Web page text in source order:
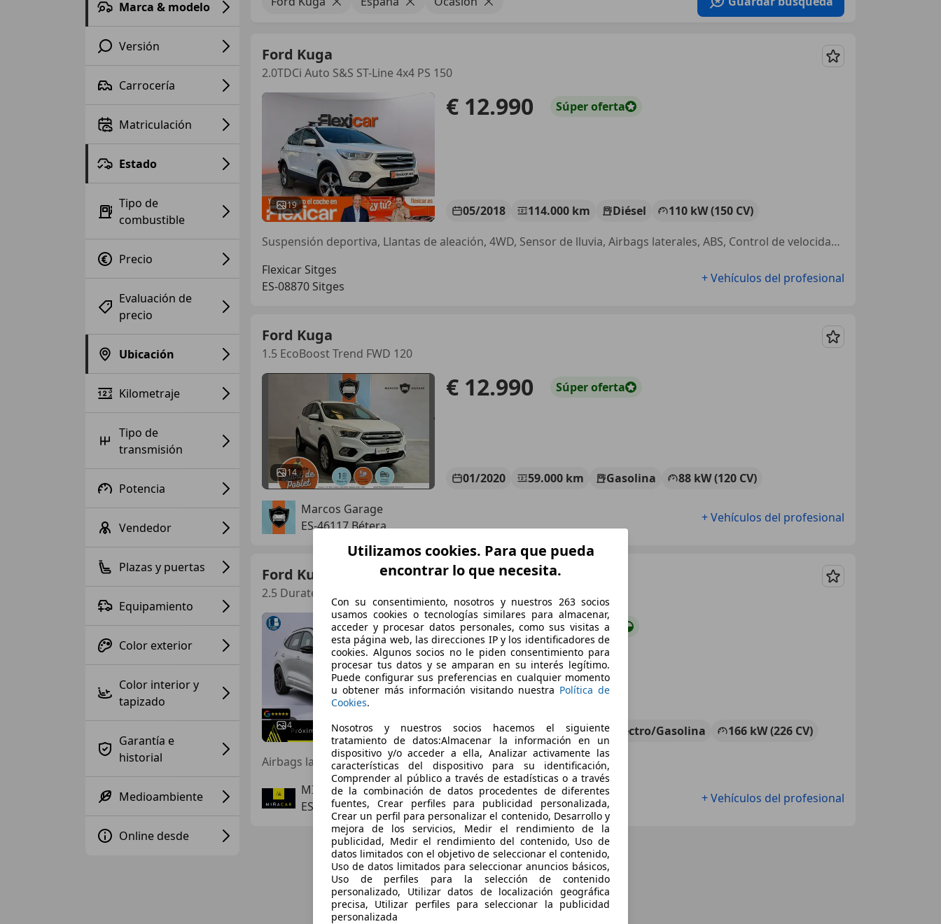
Marca & modelo
Versión
Carrocería
Matriculación
Estado
Tipo de
combustible
Precio
Evaluación de
precio
Ubicación
Kilometraje
Tipo de
transmisión
Potencia
Vendedor
Plazas y puertas
Equipamiento
Color exterior
Color interior y
tapizado
Garantía e
historial
Medioambiente
Online desde
Ford Kuga
2.0TDCi Auto S&S ST-Line 4x4 PS 150
Guardar
19
€ 12.990 Súperoferta
05/2018 114.000 km Diésel
110 kW (150 CV)
Suspensión deportiva, Llantas de aleación, 4WD, Sensor de lluvia, Airbags laterales, ABS, Control de velocidad, ESP
Flexicar Sitges
ES-08870 Sitges
+ Vehículos del profesional
Ford Kuga
1.5 EcoBoost Trend FWD 120
Guardar
14
€ 12.990 Súperoferta
01/2020 59.000 km Gasolina
88 kW (120 CV)
Marcos Garage
ES-46117 Bétera
+ Vehículos del profesional
Ford Kuga
2.5 Duratec PHEV ST-Line 4x2
Guardar
4
€ 15.975 Buen precio
05/2023 126.000 km Electro/Gasolina
166 kW (226 CV)
Airbags laterales, ABS, ESP
MIÑA CAR
ES-29003 MALAGA
+ Vehículos del profesional
Utilizamos cookies. Para que pueda
encontrar lo que necesita.
Con su consentimiento, nosotros y nuestros 263 socios
usamos cookies o tecnologías similares para almacenar,
acceder y procesar datos personales, como sus visitas a
esta página web, las direcciones IP y los identificadores de
cookies. Algunos socios no le piden consentimiento para
procesar tus datos y se amparan en su interés legítimo.
Puede configurar sus preferencias en cualquier momento
u obtener más información visitando nuestra Política de
Cookies.
Nosotros y nuestros socios hacemos el siguiente
tratamiento de datos:Almacenar la información en un
dispositivo y/o acceder a ella, Analizar activamente las
características del dispositivo para su identificación,
Comprender al público a través de estadísticas o a través
de la combinación de datos procedentes de diferentes
fuentes, Crear perfiles para publicidad personalizada,
Crear un perfil para personalizar el contenido, Desarrollo y
mejora de los servicios, Medir el rendimiento de la
publicidad, Medir el rendimiento del contenido, Uso de
datos limitados con el objetivo de seleccionar el contenido,
Uso de datos limitados para seleccionar anuncios básicos,
Uso de perfiles para la selección de contenido
personalizado, Utilizar datos de localización geográfica
precisa, Utilizar perfiles para seleccionar la publicidad
personalizada